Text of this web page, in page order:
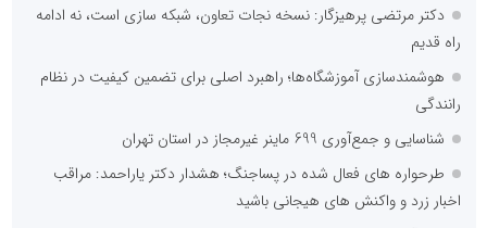
دکتر مرتضی پرهیزگار: نسخه نجات تعاون، شبکه سازی است، نه ادامه
راه قدیم
هوشمندسازی آموزشگاه‌ها؛ راهبرد اصلی برای تضمین کیفیت در نظام
رانندگی
شناسایی و جمع‌آوری 699 ماینر غیرمجاز در استان تهران
طرحواره های فعال شده در پساجنگ؛ هشدار دکتر یاراحمد: مراقب
اخبار زرد و واکنش های هیجانی باشید